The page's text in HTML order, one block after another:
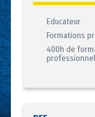
Educateur
Formations
400h de